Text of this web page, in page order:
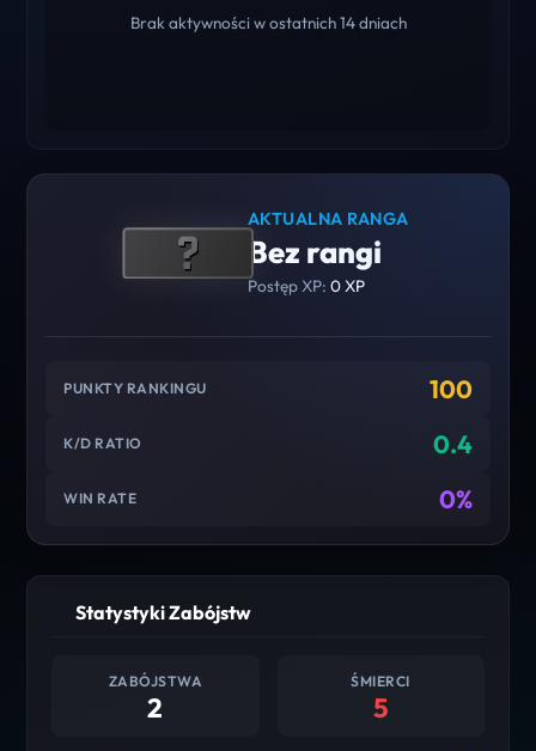
Brak aktywności w ostatnich 14 dniach
AKTUALNA RANGA
Bez rangi
Postęp XP: 0 XP
PUNKTY RANKINGU 100
K/D RATIO 0.4
WIN RATE 0%
Statystyki Zabójstw
ZABÓJSTWA
2
ŚMIERCI
5